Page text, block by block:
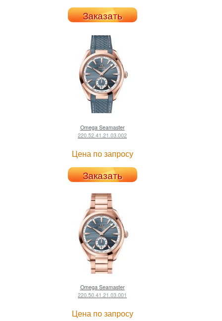
Заказать
Omega Seamaster
220.52.41.21.03.002
Цена по запросу
Заказать
Omega Seamaster
220.50.41.21.03.001
Цена по запросу